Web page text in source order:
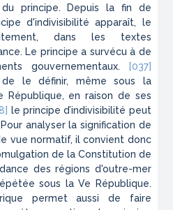
du principe. Depuis la fin de
d'indivisibilité apparaît, le
dans les textes
Le principe a survécu à de
gouvernementaux.
[037]
le définir, même sous la
République, en raison de ses
le principe d’indivisibilité peut
analyser la signification de
vue normatif, il convient donc
de la Constitution de
des régions d'outre-mer
sous la Ve République.
permet aussi de faire